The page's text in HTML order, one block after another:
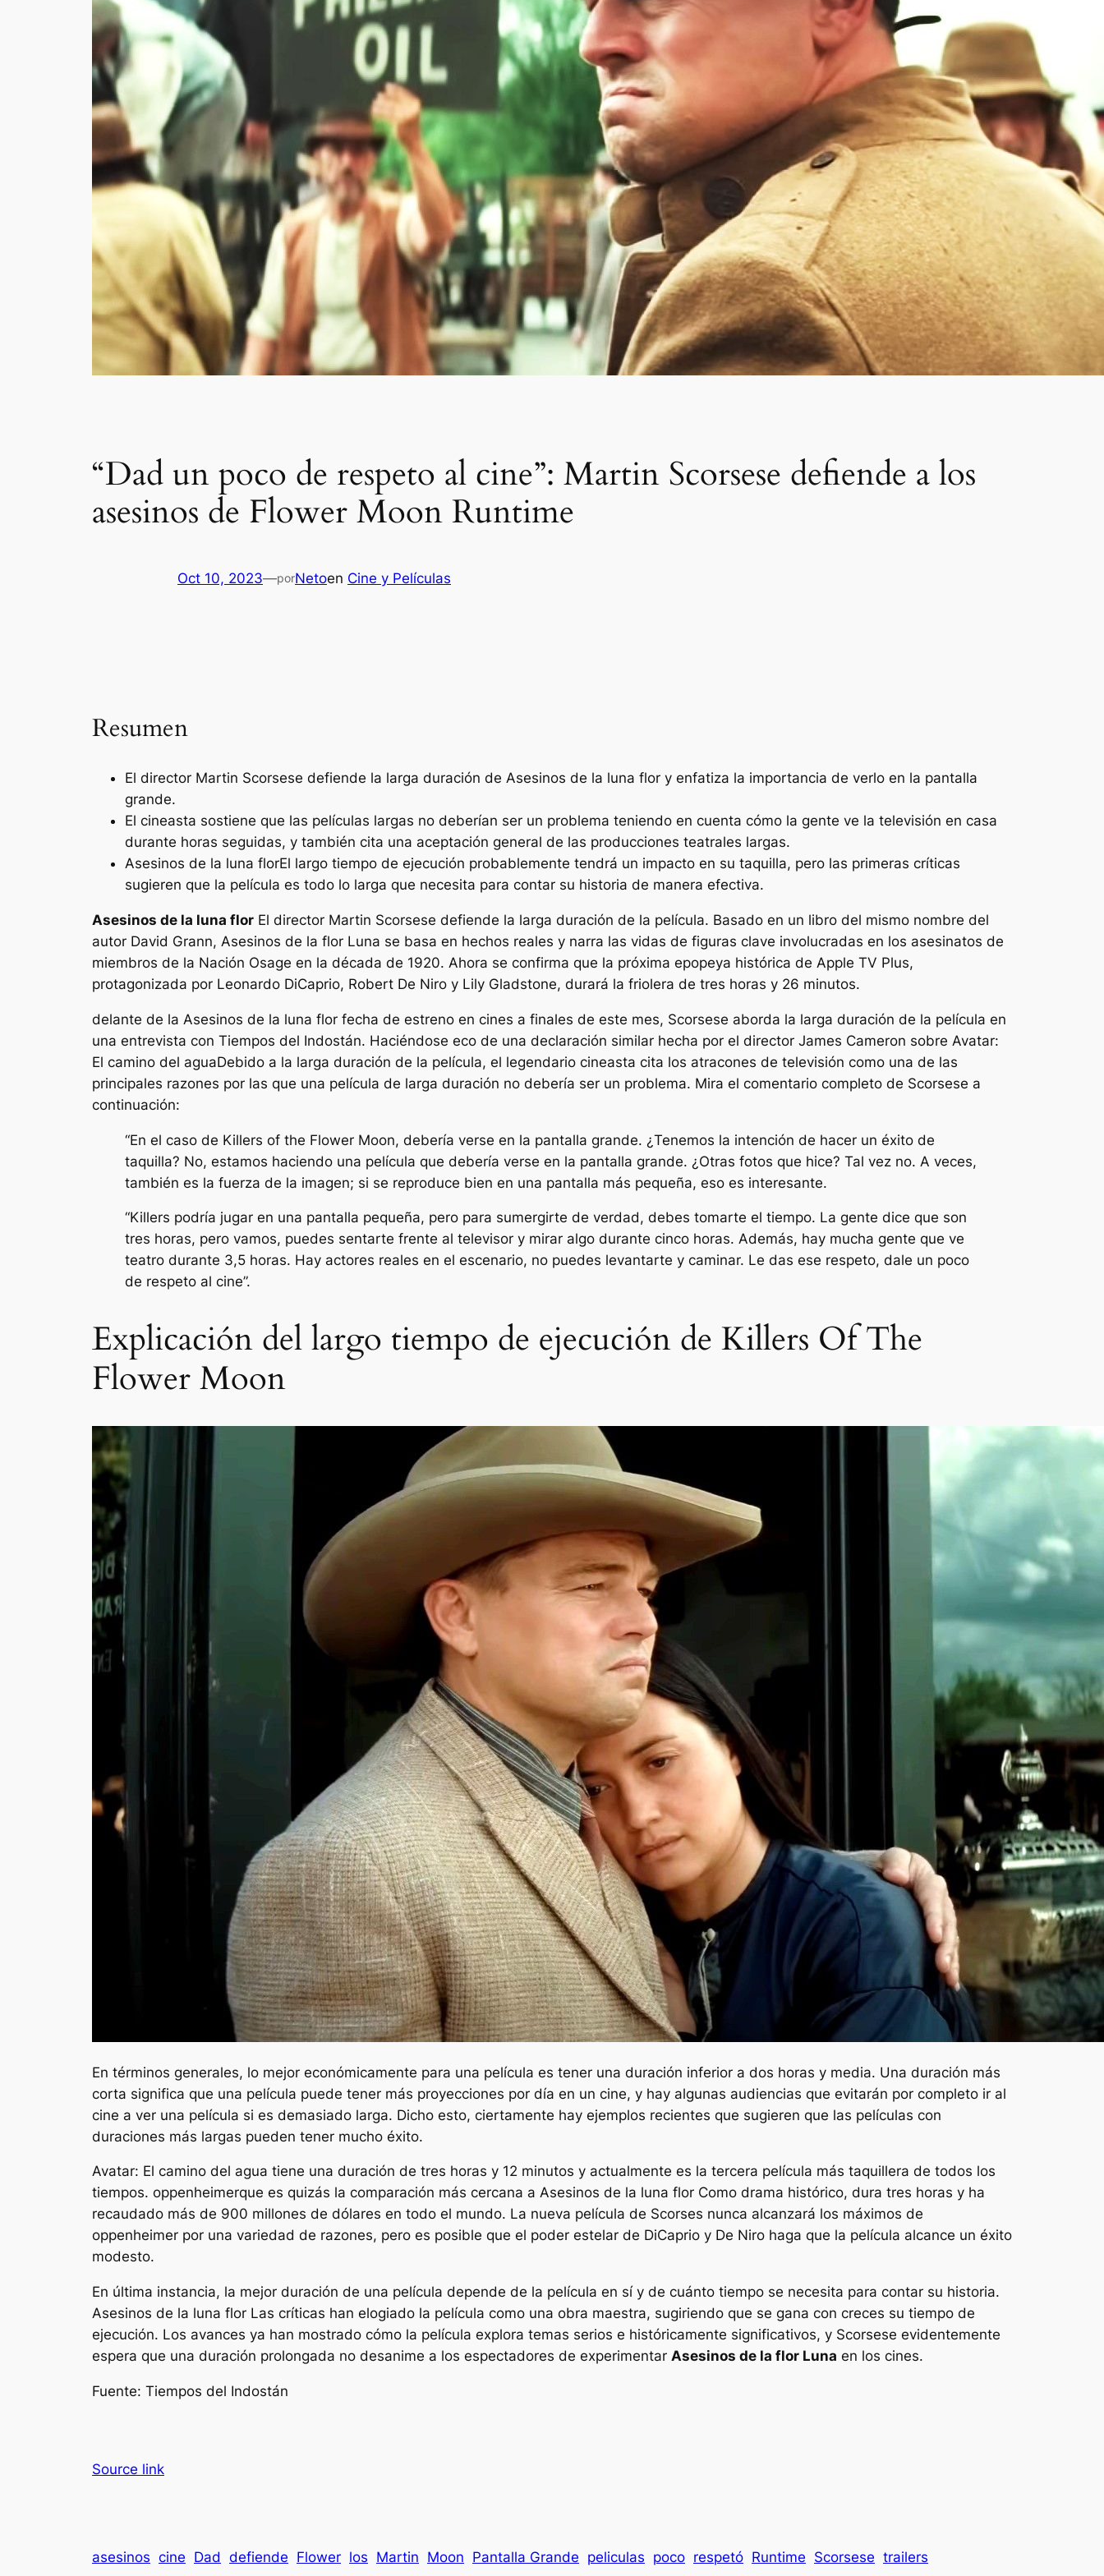
“Dad un poco de respeto al cine”: Martin Scorsese defiende a los
asesinos de Flower Moon Runtime
Oct 10, 2023—porNetoen Cine y Películas
Resumen
El director Martin Scorsese defiende la larga duración de Asesinos de la luna flor y enfatiza la importancia de verlo en la pantalla
grande.
El cineasta sostiene que las películas largas no deberían ser un problema teniendo en cuenta cómo la gente ve la televisión en casa
durante horas seguidas, y también cita una aceptación general de las producciones teatrales largas.
Asesinos de la luna florEl largo tiempo de ejecución probablemente tendrá un impacto en su taquilla, pero las primeras críticas
sugieren que la película es todo lo larga que necesita para contar su historia de manera efectiva.
Asesinos de la luna flor El director Martin Scorsese defiende la larga duración de la película. Basado en un libro del mismo nombre del
autor David Grann, Asesinos de la flor Luna se basa en hechos reales y narra las vidas de figuras clave involucradas en los asesinatos de
miembros de la Nación Osage en la década de 1920. Ahora se confirma que la próxima epopeya histórica de Apple TV Plus,
protagonizada por Leonardo DiCaprio, Robert De Niro y Lily Gladstone, durará la friolera de tres horas y 26 minutos.
delante de la Asesinos de la luna flor fecha de estreno en cines a finales de este mes, Scorsese aborda la larga duración de la película en
una entrevista con Tiempos del Indostán. Haciéndose eco de una declaración similar hecha por el director James Cameron sobre Avatar:
El camino del aguaDebido a la larga duración de la película, el legendario cineasta cita los atracones de televisión como una de las
principales razones por las que una película de larga duración no debería ser un problema. Mira el comentario completo de Scorsese a
continuación:
“En el caso de Killers of the Flower Moon, debería verse en la pantalla grande. ¿Tenemos la intención de hacer un éxito de
taquilla? No, estamos haciendo una película que debería verse en la pantalla grande. ¿Otras fotos que hice? Tal vez no. A veces,
también es la fuerza de la imagen; si se reproduce bien en una pantalla más pequeña, eso es interesante.
“Killers podría jugar en una pantalla pequeña, pero para sumergirte de verdad, debes tomarte el tiempo. La gente dice que son
tres horas, pero vamos, puedes sentarte frente al televisor y mirar algo durante cinco horas. Además, hay mucha gente que ve
teatro durante 3,5 horas. Hay actores reales en el escenario, no puedes levantarte y caminar. Le das ese respeto, dale un poco
de respeto al cine”.
Explicación del largo tiempo de ejecución de Killers Of The
Flower Moon
En términos generales, lo mejor económicamente para una película es tener una duración inferior a dos horas y media. Una duración más
corta significa que una película puede tener más proyecciones por día en un cine, y hay algunas audiencias que evitarán por completo ir al
cine a ver una película si es demasiado larga. Dicho esto, ciertamente hay ejemplos recientes que sugieren que las películas con
duraciones más largas pueden tener mucho éxito.
Avatar: El camino del agua tiene una duración de tres horas y 12 minutos y actualmente es la tercera película más taquillera de todos los
tiempos. oppenheimerque es quizás la comparación más cercana a Asesinos de la luna flor Como drama histórico, dura tres horas y ha
recaudado más de 900 millones de dólares en todo el mundo. La nueva película de Scorses nunca alcanzará los máximos de
oppenheimer por una variedad de razones, pero es posible que el poder estelar de DiCaprio y De Niro haga que la película alcance un éxito
modesto.
En última instancia, la mejor duración de una película depende de la película en sí y de cuánto tiempo se necesita para contar su historia.
Asesinos de la luna flor Las críticas han elogiado la película como una obra maestra, sugiriendo que se gana con creces su tiempo de
ejecución. Los avances ya han mostrado cómo la película explora temas serios e históricamente significativos, y Scorsese evidentemente
espera que una duración prolongada no desanime a los espectadores de experimentar Asesinos de la flor Luna en los cines.
Fuente: Tiempos del Indostán
Source link
asesinos cine Dad defiende Flower los Martin Moon Pantalla Grande peliculas poco respetó Runtime Scorsese trailers